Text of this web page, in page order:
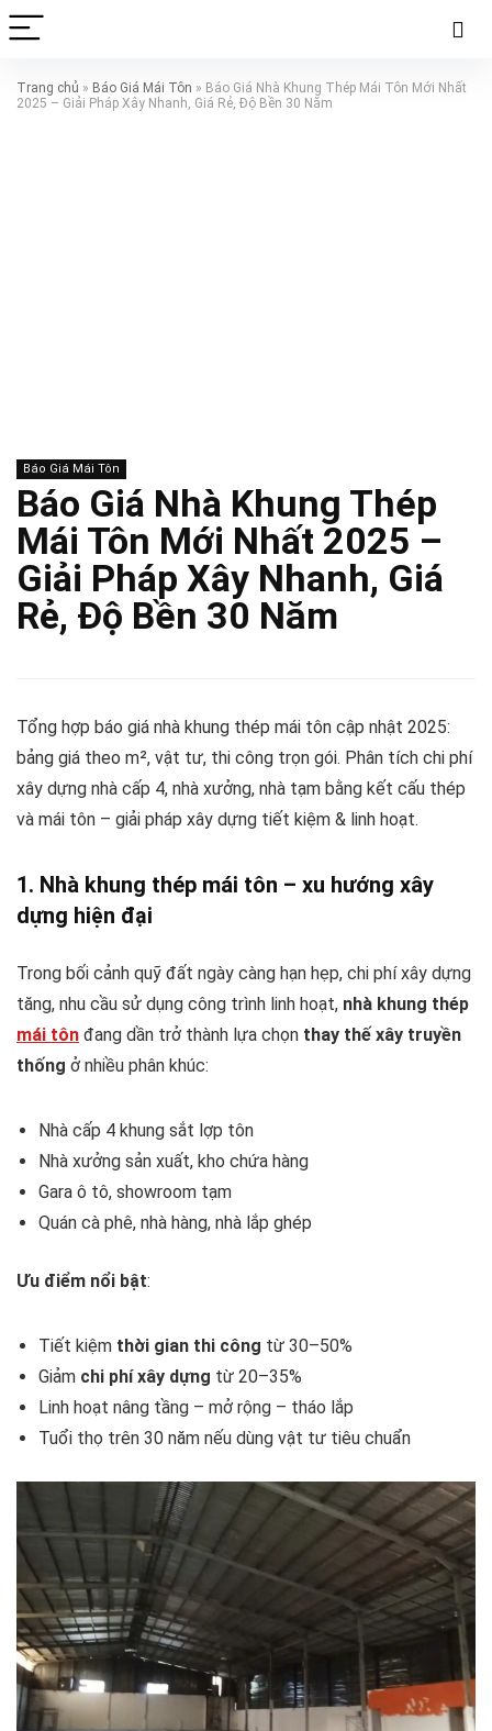
Trang chủ » Báo Giá Mái Tôn » Báo Giá Nhà Khung Thép Mái Tôn Mới Nhất
2025 – Giải Pháp Xây Nhanh, Giá Rẻ, Độ Bền 30 Năm
Báo Giá Mái Tôn
Báo Giá Nhà Khung Thép
Mái Tôn Mới Nhất 2025 –
Giải Pháp Xây Nhanh, Giá
Rẻ, Độ Bền 30 Năm
Tổng hợp báo giá nhà khung thép mái tôn cập nhật 2025:
bảng giá theo m², vật tư, thi công trọn gói. Phân tích chi phí
xây dựng nhà cấp 4, nhà xưởng, nhà tạm bằng kết cấu thép
và mái tôn – giải pháp xây dựng tiết kiệm & linh hoạt.
1. Nhà khung thép mái tôn – xu hướng xây
dựng hiện đại
Trong bối cảnh quỹ đất ngày càng hạn hẹp, chi phí xây dựng
tăng, nhu cầu sử dụng công trình linh hoạt, nhà khung thép
mái tôn đang dần trở thành lựa chọn thay thế xây truyền
thống ở nhiều phân khúc:
Nhà cấp 4 khung sắt lợp tôn
Nhà xưởng sản xuất, kho chứa hàng
Gara ô tô, showroom tạm
Quán cà phê, nhà hàng, nhà lắp ghép
Ưu điểm nổi bật:
Tiết kiệm thời gian thi công từ 30–50%
Giảm chi phí xây dựng từ 20–35%
Linh hoạt nâng tầng – mở rộng – tháo lắp
Tuổi thọ trên 30 năm nếu dùng vật tư tiêu chuẩn